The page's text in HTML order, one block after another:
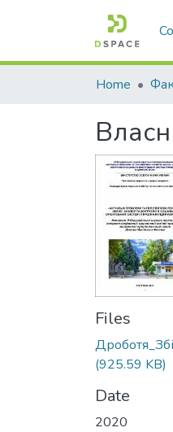
Home
Files
(925.59 KB)
Date
2020